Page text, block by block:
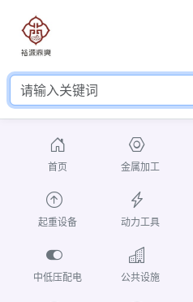
首页 金属加工
起重设备 动力工具
中低压配电 公共设施